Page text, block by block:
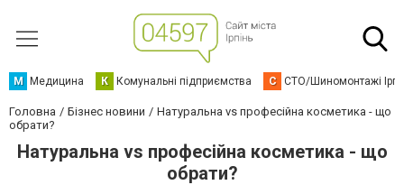
М Медицина К Комунальні підприємства С СТО/Шиномонтажі
Головна Бізнес новини
Натуральна vs професійна косметика - що
обрати?
Натуральна vs професійна косметика - що
обрати?